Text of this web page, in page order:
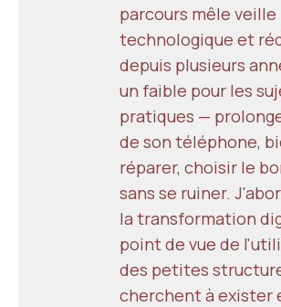
parcours mêle veille
technologique et
depuis plusieurs
un faible pour les
pratiques —
de son téléphone,
réparer, choisir le
sans se ruiner.
la transformation
point de vue de
des petites
cherchent à exister